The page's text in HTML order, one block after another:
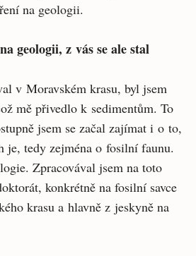
na geologii.
geologii, z vás se ale stal
v Moravském krasu, byl jsem
mě přivedlo k sedimentům. To
jsem se začal zajímat i o to,
je, tedy zejména o fosilní faunu.
Zpracovával jsem na toto
konkrétně na fosilní savce
krasu a hlavně z jeskyně na